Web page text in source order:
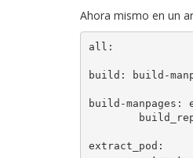
Ahora mismo en un
all:
build: build-
build-manpages:
extract_pod: